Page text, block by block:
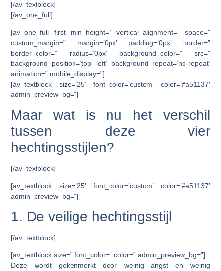
[/av_textblock]
[/av_one_full]
[av_one_full first min_height=” vertical_alignment=” space=”
custom_margin=” margin=’0px’ padding=’0px’ border=”
border_color=” radius=’0px’ background_color=” src=”
background_position=’top left’ background_repeat=’no-repeat’
animation=” mobile_display=”]
[av_textblock size=’25’ font_color=’custom’ color=’#a51137′
admin_preview_bg=”]
Maar wat is nu het verschil
tussen deze vier
hechtingsstijlen?
[/av_textblock]
[av_textblock size=’25’ font_color=’custom’ color=’#a51137′
admin_preview_bg=”]
1. De veilige hechtingsstijl
[/av_textblock]
[av_textblock size=” font_color=” color=” admin_preview_bg=”]
Deze wordt gekenmerkt door weinig angst en weinig